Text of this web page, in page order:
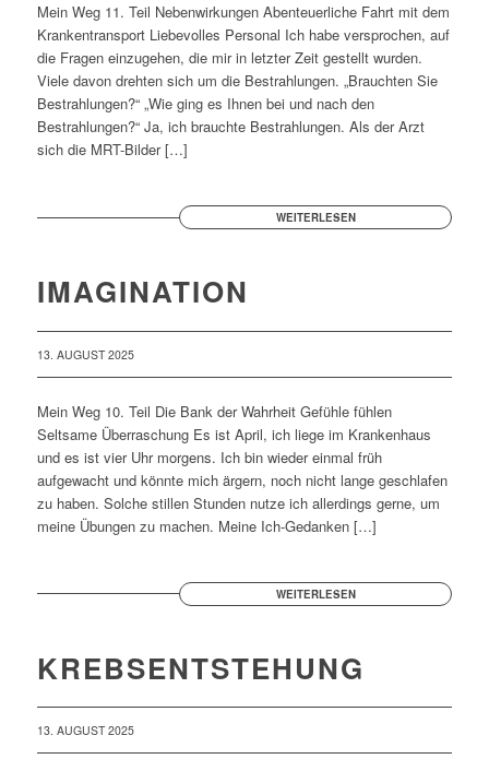
Mein Weg 11. Teil Nebenwirkungen Abenteuerliche Fahrt mit dem
Krankentransport Liebevolles Personal Ich habe versprochen, auf
die Fragen einzugehen, die mir in letzter Zeit gestellt wurden.
Viele davon drehten sich um die Bestrahlungen. „Brauchten Sie
Bestrahlungen?“ „Wie ging es Ihnen bei und nach den
Bestrahlungen?“ Ja, ich brauchte Bestrahlungen. Als der Arzt
sich die MRT-Bilder […]
WEITERLESEN
IMAGINATION
13. AUGUST 2025
Mein Weg 10. Teil Die Bank der Wahrheit Gefühle fühlen
Seltsame Überraschung Es ist April, ich liege im Krankenhaus
und es ist vier Uhr morgens. Ich bin wieder einmal früh
aufgewacht und könnte mich ärgern, noch nicht lange geschlafen
zu haben. Solche stillen Stunden nutze ich allerdings gerne, um
meine Übungen zu machen. Meine Ich-Gedanken […]
WEITERLESEN
KREBSENTSTEHUNG
13. AUGUST 2025